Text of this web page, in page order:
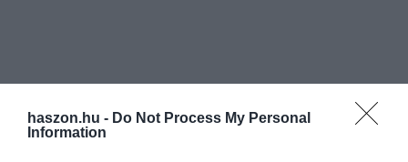
haszon.hu - Do Not Process My Personal
Information